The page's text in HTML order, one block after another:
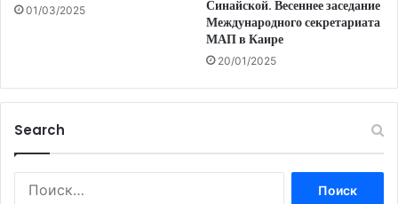
01/03/2025
Синайской. Весеннее заседание
Международного секретариата
МАП в Каире
20/01/2025
Search